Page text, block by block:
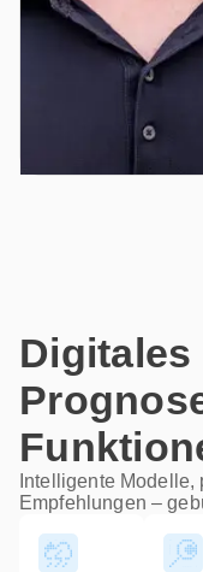
Digitales
Intelligente
Empfehlungen –